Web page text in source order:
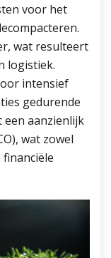
voor het
wat resulteert
logistiek.
intensief
gedurende
een aanzienlijk
wat zowel